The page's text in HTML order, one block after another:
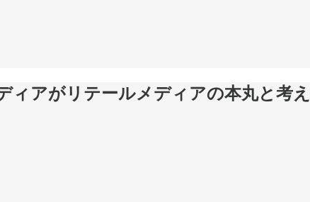
ィアがリテールメディアの本丸と考